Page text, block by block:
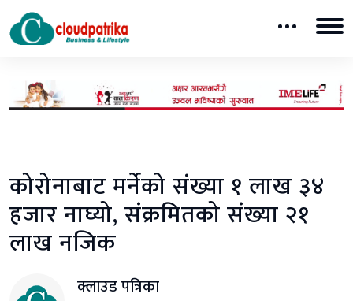
कोरोनाबाट मर्नेको संख्या १ लाख ३४
हजार नाघ्यो, संक्रमितको संख्या २१
लाख नजिक
क्लाउड पत्रिका